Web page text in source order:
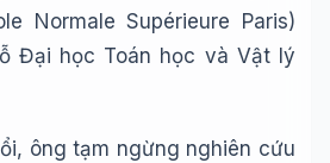
Normale Supérieure Paris)
Đại học Toán học và Vật lý
ông tạm ngừng nghiên cứu